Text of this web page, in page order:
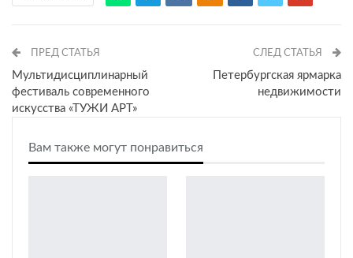
ПРЕД СТАТЬЯ
Мультидисциплинарный
фестиваль современного
искусства «ТУЖИ АРТ»
СЛЕД СТАТЬЯ
Петербургская ярмарка
недвижимости
Вам также могут понравиться